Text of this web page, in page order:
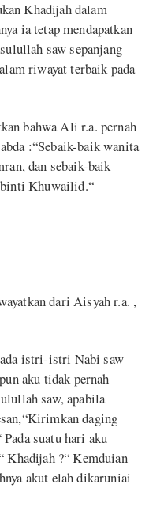
Khadijah dalam
ia tetap mendapatkan
saw sepanjang
riwayat terbaik pada
bahwa Ali r.a. pernah
:“Sebaik-baik wanita
dan sebaik-baik
Khuwailid.“
dari Aisyah r.a. ,
istri-istri Nabi saw
aku tidak pernah
saw, apabila
daging
suatu hari aku
Khadijah ?“ Kemduian
akut elah dikaruniai